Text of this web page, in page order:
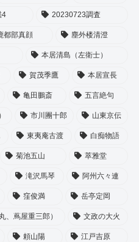
4 20230723調査
都部真顔 塵外楼清澄
本居清島（左衛士）
賀茂季鷹 本居宣長
亀田鵬斎 五言絶句
市川團十郎 山東京伝
東夷庵古渡 白痴物語
菊池五山 萃雅堂
滝沢馬琴 阿州六々連
窪俊満 岳亭定岡
、蔦屋重三郎） 文政の大火
頼山陽 江戸吉原